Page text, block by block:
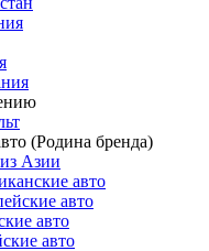
(Родина бренда)
Азии
авто
авто
авто
авто